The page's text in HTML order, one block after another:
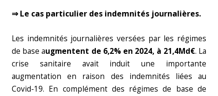
⇒ Le cas particulier des indemnités journalières.
Les indemnités journalières versées par les régimes
de base augmentent de 6,2% en 2024, à 21,4Md€. La
crise sanitaire avait induit une importante
augmentation en raison des indemnités liées au
Covid-19. En complément des régimes de base de